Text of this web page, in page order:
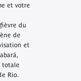
et votre
du
de
et
totale
Rio.